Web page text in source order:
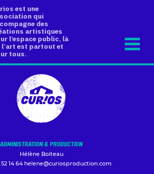
est une
qui
des
artistiques
l’espace public, là
l’art est partout et
tous.
ADMINISTRATION & PRODUCTION
Hélène Boiteau
14 64 helene@curiosproduction.com